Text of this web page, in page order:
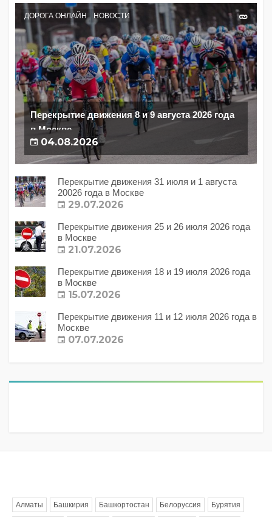
ДОРОГА ОНЛАЙН НОВОСТИ
Перекрытие движения 8 и 9 августа 2026 года
в Москве
04.08.2026
Перекрытие движения 31 июля и 1 августа
20026 года в Москве
29.07.2026
Перекрытие движения 25 и 26 июля 2026 года
в Москве
21.07.2026
Перекрытие движения 18 и 19 июля 2026 года
в Москве
15.07.2026
Перекрытие движения 11 и 12 июля 2026 года в
Москве
07.07.2026
Алматы Башкирия Башкортостан Белоруссия Бурятия